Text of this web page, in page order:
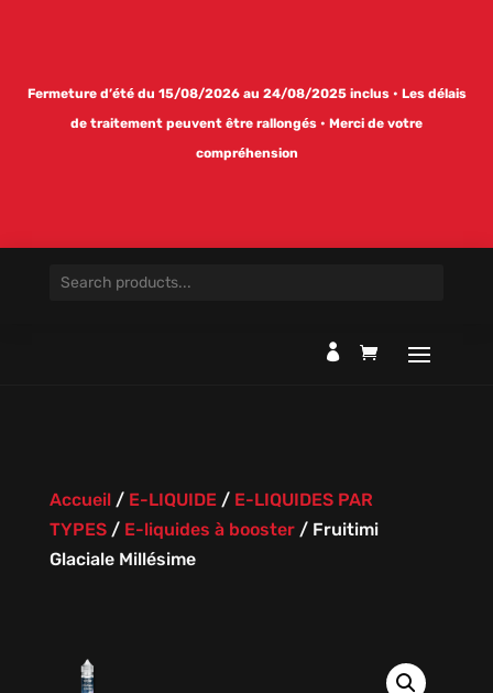
Fermeture d’été du 15/08/2026 au 24/08/2025 inclus • Les délais
de traitement peuvent être rallongés • Merci de votre
compréhension

Accueil/ E-LIQUIDE/ E-LIQUIDES PAR
TYPES/ E-liquides à booster/ Fruitimi
Glaciale Millésime